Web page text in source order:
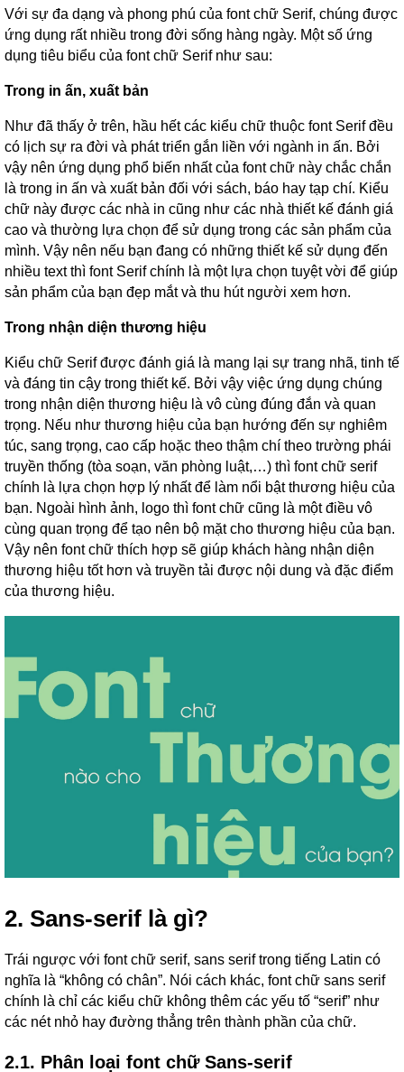
Với sự đa dạng và phong phú của font chữ Serif, chúng được
ứng dụng rất nhiều trong đời sống hàng ngày. Một số ứng
dụng tiêu biểu của font chữ Serif như sau:
Trong in ấn, xuất bản
Như đã thấy ở trên, hầu hết các kiểu chữ thuộc font Serif đều
có lịch sự ra đời và phát triển gắn liền với ngành in ấn. Bởi
vậy nên ứng dụng phổ biến nhất của font chữ này chắc chắn
là trong in ấn và xuất bản đối với sách, báo hay tạp chí. Kiểu
chữ này được các nhà in cũng như các nhà thiết kế đánh giá
cao và thường lựa chọn để sử dụng trong các sản phẩm của
mình. Vậy nên nếu bạn đang có những thiết kế sử dụng đến
nhiều text thì font Serif chính là một lựa chọn tuyệt vời để giúp
sản phẩm của bạn đẹp mắt và thu hút người xem hơn.
Trong nhận diện thương hiệu
Kiểu chữ Serif được đánh giá là mang lại sự trang nhã, tinh tế
và đáng tin cậy trong thiết kế. Bởi vậy việc ứng dụng chúng
trong nhận diện thương hiệu là vô cùng đúng đắn và quan
trọng. Nếu như thương hiệu của bạn hướng đến sự nghiêm
túc, sang trọng, cao cấp hoặc theo thậm chí theo trường phái
truyền thống (tòa soạn, văn phòng luật,…) thì font chữ serif
chính là lựa chọn hợp lý nhất để làm nổi bật thương hiệu của
bạn. Ngoài hình ảnh, logo thì font chữ cũng là một điều vô
cùng quan trọng để tạo nên bộ mặt cho thương hiệu của bạn.
Vậy nên font chữ thích hợp sẽ giúp khách hàng nhận diện
thương hiệu tốt hơn và truyền tải được nội dung và đặc điểm
của thương hiệu.
2. Sans-serif là gì?
Trái ngược với font chữ serif, sans serif trong tiếng Latin có
nghĩa là “không có chân”. Nói cách khác, font chữ sans serif
chính là chỉ các kiểu chữ không thêm các yếu tố “serif” như
các nét nhỏ hay đường thẳng trên thành phần của chữ.
2.1. Phân loại font chữ Sans-serif